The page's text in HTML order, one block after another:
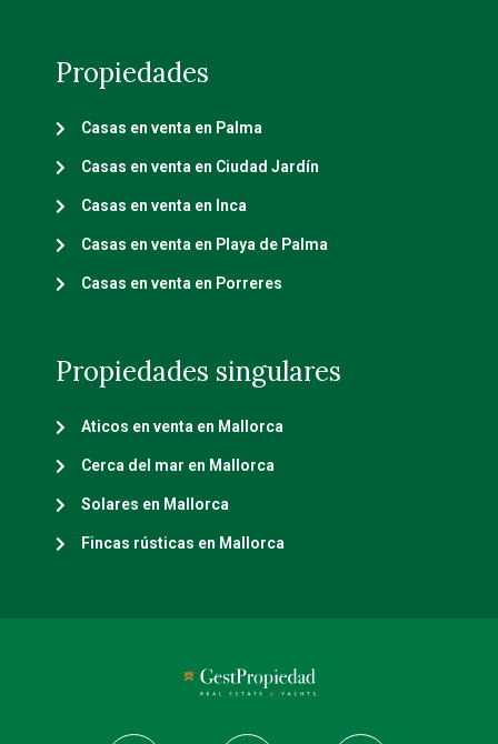
Propiedades
Casas en venta en Palma
Casas en venta en Ciudad Jardín
Casas en venta en Inca
Casas en venta en Playa de Palma
Casas en venta en Porreres
Propiedades singulares
Aticos en venta en Mallorca
Cerca del mar en Mallorca
Solares en Mallorca
Fincas rústicas en Mallorca